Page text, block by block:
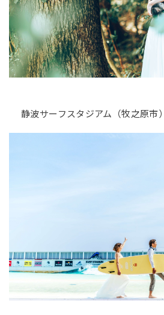
静波サーフスタジアム（牧之原市）